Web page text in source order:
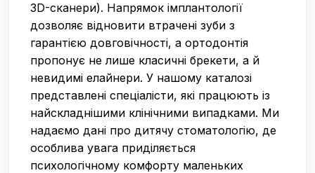
3D-сканери). Напрямок імплантології
дозволяє відновити втрачені зуби з
гарантією довговічності, а ортодонтія
пропонує не лише класичні брекети, а й
невидимі елайнери. У нашому каталозі
представлені спеціалісти, які працюють із
найскладнішими клінічними випадками. Ми
надаємо дані про дитячу стоматологію, де
особлива увага приділяється
психологічному комфорту маленьких